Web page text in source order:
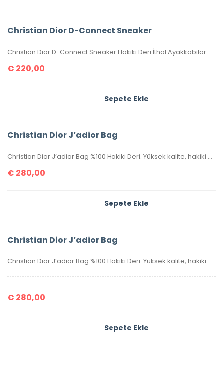
Christian Dior D-Connect Sneaker
Christian Dior D-Connect Sneaker Hakiki Deri İthal Ayakkabılar. Orijinaliyle birebir aynıdır. 36-37-38-39-40 numaralar mevcuttur. Standart kalıptır. Kutulu, toz torbalı, sertifikalıdır.
€ 220,00
Sepete Ekle
Christian Dior J’adior Bag
Christian Dior J’adior Bag %100 Hakiki Deri. Yüksek kalite, hakiki deri, ithal aksesuarlı, birebir üründür. Ebatı 26×17 cm dir. Kutulu, toz torbalı, sertifikalıdır.
€ 280,00
Sepete Ekle
Christian Dior J’adior Bag
Christian Dior J’adior Bag %100 Hakiki Deri. Yüksek kalite, hakiki deri, ithal aksesuarlı, birebir üründür. Ebatı 26×17 cm dir. Kutulu, toz torbalı, sertifikalıdır.
€ 280,00
Sepete Ekle